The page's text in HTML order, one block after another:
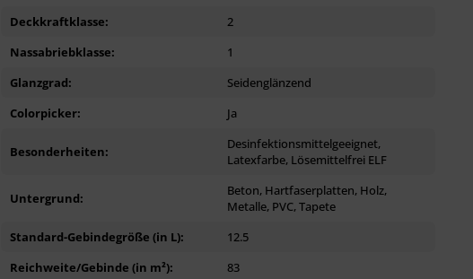
Deckkraftklasse:
2
Nassabriebklasse:
1
Glanzgrad:
Seidenglänzend
Colorpicker:
Ja
Besonderheiten:
Desinfektionsmittelgeeignet,
Latexfarbe, Lösemittelfrei ELF
Untergrund:
Beton, Hartfaserplatten, Holz,
Metalle, PVC, Tapete
Standard-Gebindegröße (in L):
12.5
Reichweite/Gebinde (in m²):
83